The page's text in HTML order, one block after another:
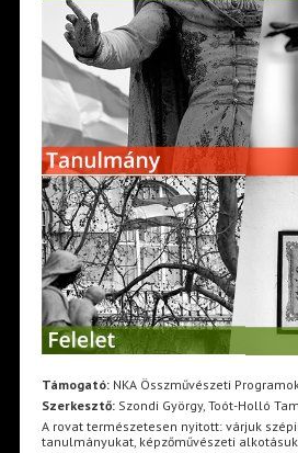
Támogató:NKA Összművészeti
Szerkesztő:Szondi György, Toót-Holló
A rovat természetesen nyitott: várjuk
tanulmányukat, képzőművészeti